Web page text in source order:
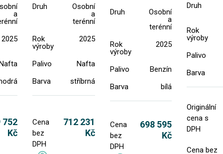
a
2025
752
Kč
Druh
Osobní
a
terénní
Rok
výroby
2025
Palivo
Nafta
Barva
stříbrná
Cena
bez
DPH
712 231
Kč
Druh
Osobní
a
terénní
Rok
výroby
2025
Palivo
Benzín
Barva
bílá
Cena
bez
DPH
698 595
Kč
Druh
Rok
výroby
Palivo
Barva
Originální
cena s
DPH
Cena bez